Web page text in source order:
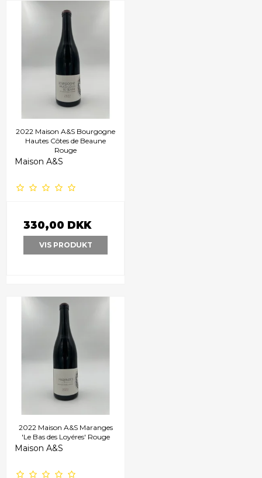
2022 Maison A&S Bourgogne
Hautes Côtes de Beaune
Rouge
Maison A&S
330,00 DKK
VIS PRODUKT
2022 Maison A&S Maranges
'Le Bas des Loyéres' Rouge
Maison A&S